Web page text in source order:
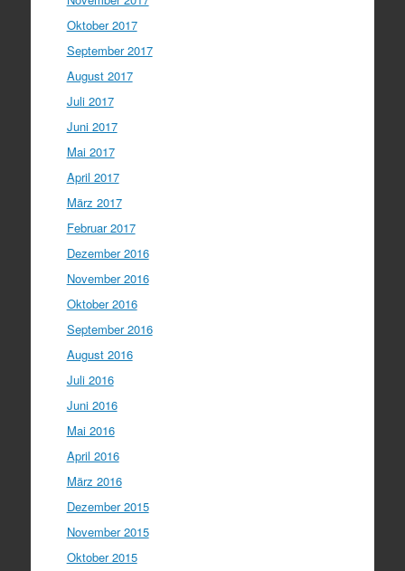
Oktober 2017
September 2017
August 2017
Juli 2017
Juni 2017
Mai 2017
April 2017
März 2017
Februar 2017
Dezember 2016
November 2016
Oktober 2016
September 2016
August 2016
Juli 2016
Juni 2016
Mai 2016
April 2016
März 2016
Dezember 2015
November 2015
Oktober 2015